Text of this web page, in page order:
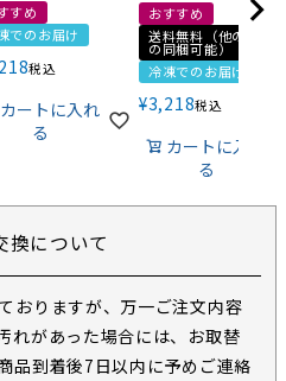
すめ
でのお届け
税込
カートに入れ
る
おすすめ
送料無料（他の商品
の同梱可能）
冷凍でのお届け
¥3,218税込
カートに入れ
る
換について
おりますが、万一ご注文内容
れがあった場合には、お取替
品到着後7日以内に予めご連絡